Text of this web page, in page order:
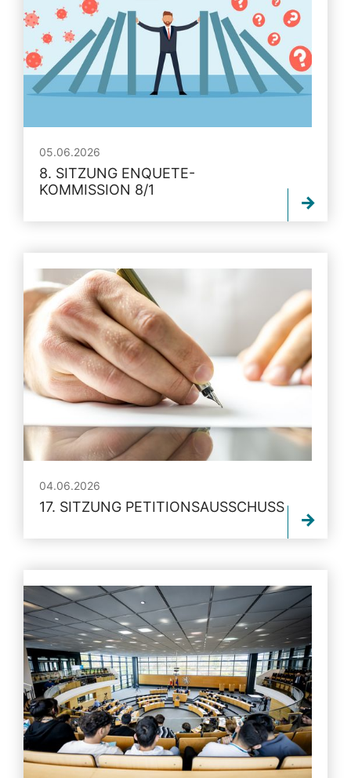
05.06.2026
8. SITZUNG ENQUETE-
KOMMISSION 8/1
04.06.2026
17. SITZUNG PETITIONSAUSSCHUSS